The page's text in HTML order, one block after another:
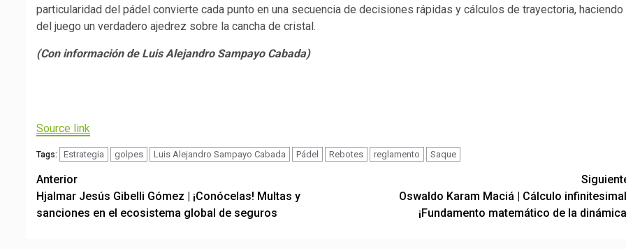
particularidad del pádel convierte cada punto en una secuencia de decisiones rápidas y cálculos de trayectoria, haciendo
del juego un verdadero ajedrez sobre la cancha de cristal.
(Con información de Luis Alejandro Sampayo Cabada)
entradas
Source link
Tags: Estrategia golpes Luis Alejandro Sampayo Cabada Pádel Rebotes reglamento Saque
Post
navigation
Anterior
Hjalmar Jesús Gibelli Gómez | ¡Conócelas! Multas y
sanciones en el ecosistema global de seguros
Oswaldo Karam Maciá | Cálculo
¡Fundamento matemático de la